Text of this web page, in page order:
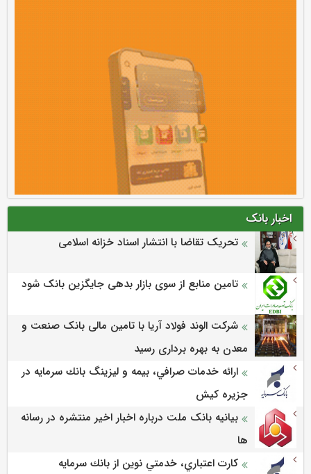
اخبار بانک
تحریک تقاضا با انتشار اسناد خزانه اسلامی
تامین منابع از سوی بازار بدهی جایگزین بانک شود
شرکت الوند فولاد آریا با تامین مالی بانک صنعت و
معدن به بهره برداری رسید
ارائه خدمات صرافي، بيمه و ليزينگ بانك سرمايه در
جزيره كيش
بیانیه بانک ملت درباره اخبار اخیر منتشره در رسانه
ها
كارت اعتباري، خدمتي نوين از بانك سرمايه